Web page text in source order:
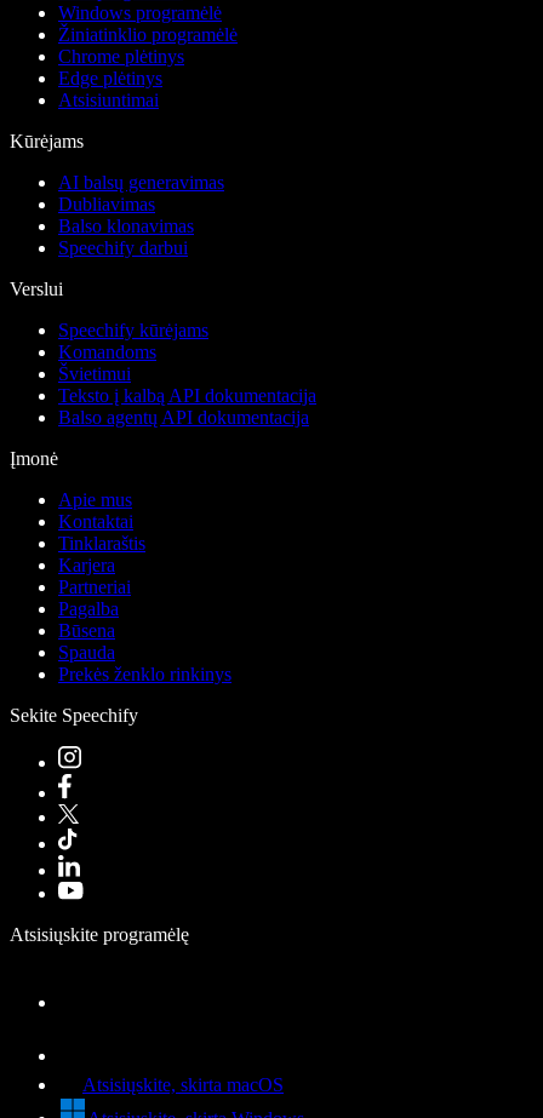
Windows programėlė
Žiniatinklio programėlė
Chrome plėtinys
Edge plėtinys
Atsisiuntimai
Kūrėjams
AI balsų generavimas
Dubliavimas
Balso klonavimas
Speechify darbui
Verslui
Speechify kūrėjams
Komandoms
Švietimui
Teksto į kalbą API dokumentacija
Balso agentų API dokumentacija
Įmonė
Apie mus
Kontaktai
Tinklaraštis
Karjera
Partneriai
Pagalba
Būsena
Spauda
Prekės ženklo rinkinys
Sekite Speechify
Atsisiųskite programėlę
Atsisiųskite, skirta macOS